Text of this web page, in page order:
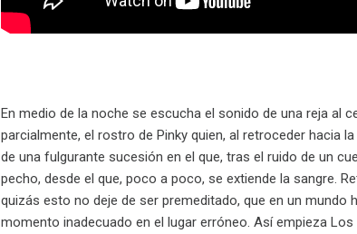
En medio de la noche se escucha el sonido de una reja al
parcialmente, el rostro de Pinky quien, al retroceder hacia
de una fulgurante sucesión en el que, tras el ruido de un
pecho, desde el que, poco a poco, se extiende la sangre.
quizás esto no deje de ser premeditado, que en un mundo
momento inadecuado en el lugar erróneo. Así empieza